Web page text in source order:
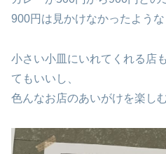
900円は見かけなかったような
小さい小皿にいれてくれる店
てもいいし、
色んなお店のあいがけを楽し